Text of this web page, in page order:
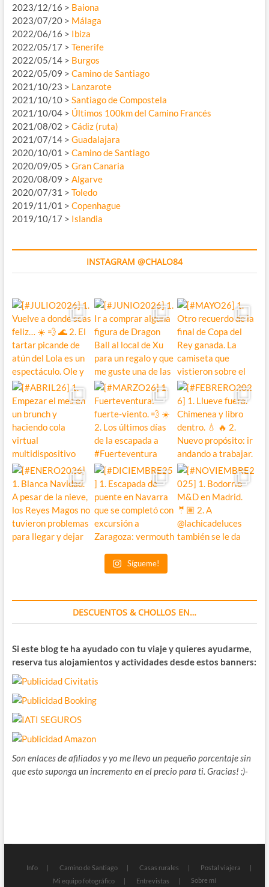
2023/12/16 > Baiona
2023/07/20 > Málaga
2022/06/16 > Ibiza
2022/05/17 > Tenerife
2022/05/14 > Burgos
2022/05/09 > Camino de Santiago
2021/10/23 > Lanzarote
2021/10/10 > Santiago de Compostela
2021/10/04 > Últimos 100km del Camino Francés
2021/08/02 > Cádiz (ruta)
2021/07/14 > Guadalajara
2020/10/01 > Camino de Santiago
2020/09/05 > Gran Canaria
2020/08/09 > Algarve
2020/07/31 > Toledo
2019/11/01 > Copenhague
2019/10/17 > Islandia
INSTAGRAM @CHALO84
Sígueme!
DESCUENTOS & CHOLLOS EN…
Si este blog te ha ayudado con tu viaje y quieres ayudarme,
reserva tus alojamientos y actividades desde estos banners:
Son enlaces de afiliados y yo me llevo un pequeño porcentaje sin
que esto suponga un incremento en el precio para ti. Gracias! :)-
Info Camino de Santiago Casas rurales
Postal viajera
Mi equipo fotográfico
Entrevistas Sobre mí